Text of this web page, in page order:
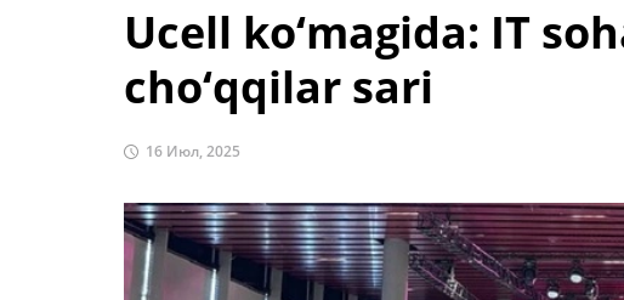
Ucell ko‘magida: IT
cho‘qqilar sari
16 Июл, 2025